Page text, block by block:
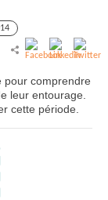
pour comprendre
leur entourage.
cette période.